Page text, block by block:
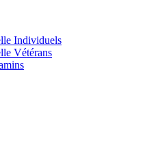
Individuels
Vétérans